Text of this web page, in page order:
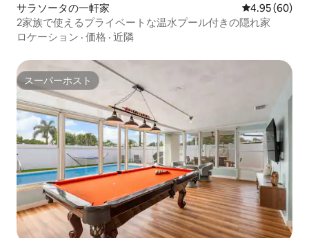
サラソータの一軒家 レビュー60
4.95 (60)
2家族で使えるプライベートな温水プール付きの隠れ家
ロケーション · 価格 · 近隣
スーパーホスト
スーパーホスト